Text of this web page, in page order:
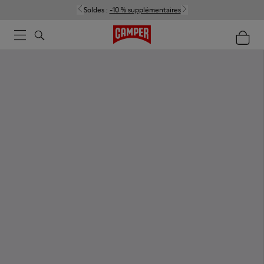
Soldes : -10 % supplémentaires